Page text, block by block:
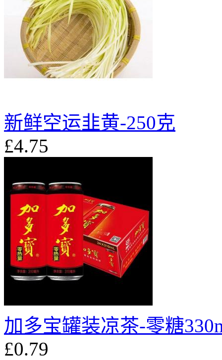
新鲜空运韭黄-250克
£4.75
加多宝罐装凉茶-零糖
£0.79